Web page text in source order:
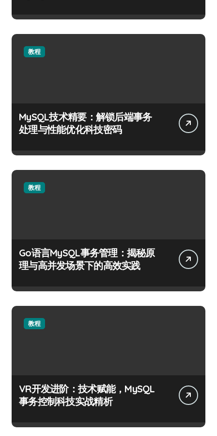
教程
MySQL技术精要：解锁后端事务
处理与性能优化科技密码
教程
Go语言MySQL事务管理：揭秘原
理与高并发场景下的高效实践
教程
VR开发进阶：技术赋能，MySQL
事务控制科技实战精析